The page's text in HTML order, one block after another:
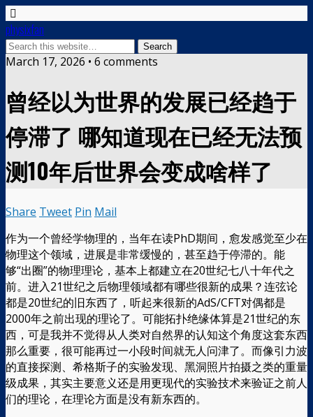
physixfan
March 17, 2026 • 6 comments
曾经以为世界的发展已经趋于
停滞了 哪知道现在已经无法预
测10年后世界会变成啥样了
Share Tweet Pin Mail
作为一个曾经学物理的，当年在读PhD期间，愈发感觉至少在
物理这个领域，进展是非常缓慢的，甚至趋于停滞的。能
够“出圈”的物理理论，基本上都建立在20世纪七八十年代之
前。进入21世纪之后物理领域都有哪些很新的成果？连弦论
都是20世纪的旧东西了，听起来很新的AdS/CFT对偶都是
2000年之前出现的理论了。可能拓扑绝缘体算是21世纪的东
西，可是我并不觉得从人类对自然界的认知这个角度这套东西
那么重要，很可能再过一小段时间就无人问津了。而像引力波
的直接探测、希格斯子的实验发现、黑洞照片拍摄之类的重量
级成果，其实主要意义还是用更现代的实验技术来验证之前人
们的理论，在理论方面是没有新东西的。